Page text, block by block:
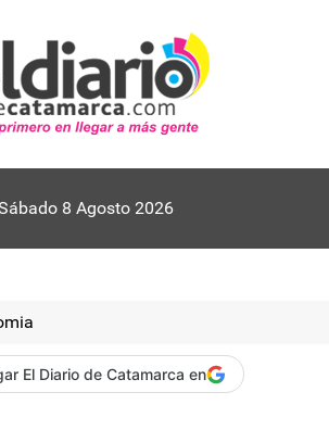
8 Agosto 2026
El Diario de Catamarca en